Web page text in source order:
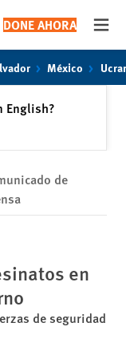
DONE AHORA
México
English?
de
en
de seguridad